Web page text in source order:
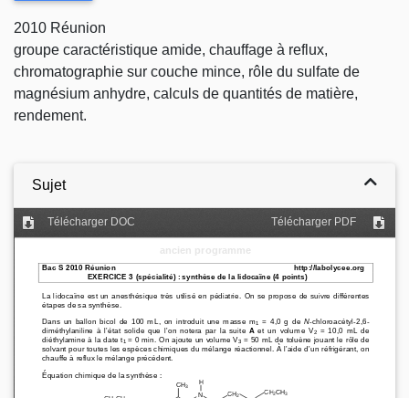
2010 Réunion
groupe caractéristique amide, chauffage à reflux,
chromatographie sur couche mince, rôle du sulfate de
magnésium anhydre, calculs de quantités de matière,
rendement.
Sujet